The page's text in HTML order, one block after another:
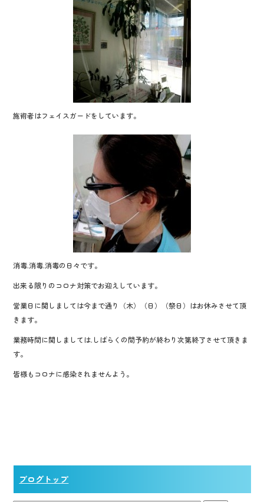
施術者はフェイスガードをしています。
消毒.消毒.消毒の日々です。
出来る限りのコロナ対策でお迎えしています。
営業日に関しましては今まで通り（木）（日）（祭日）はお休みさせて頂
きます。
業務時間に関しましては.しばらくの間予約が終わり次第終了させて頂きま
す。
皆様もコロナに感染されませんよう。
ブログトップ